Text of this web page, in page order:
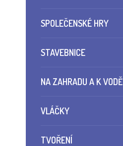
SPOLEČENSKÉ HRY
STAVEBNICE
NA ZAHRADU A K VODĚ
VLÁČKY
TVOŘENÍ